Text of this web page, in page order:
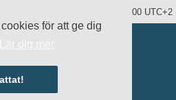
för att ge dig
Alla tidsangivelser är UTC+02:00 UTC+2